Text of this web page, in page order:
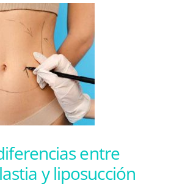
entre
y liposucción